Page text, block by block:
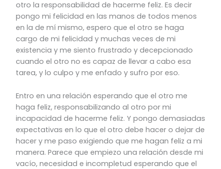
otro la responsabilidad de hacerme feliz. Es decir
pongo mi felicidad en las manos de todos menos
en la de mí mismo, espero que el otro se haga
cargo de mi felicidad y muchas veces de mi
existencia y me siento frustrado y decepcionado
cuando el otro no es capaz de llevar a cabo esa
tarea, y lo culpo y me enfado y sufro por eso.
Entro en una relación esperando que el otro me
haga feliz, responsabilizando al otro por mi
incapacidad de hacerme feliz. Y pongo demasiadas
expectativas en lo que el otro debe hacer o dejar de
hacer y me paso exigiendo que me hagan feliz a mi
manera. Parece que empiezo una relación desde mi
vacío, necesidad e incompletud esperando que el